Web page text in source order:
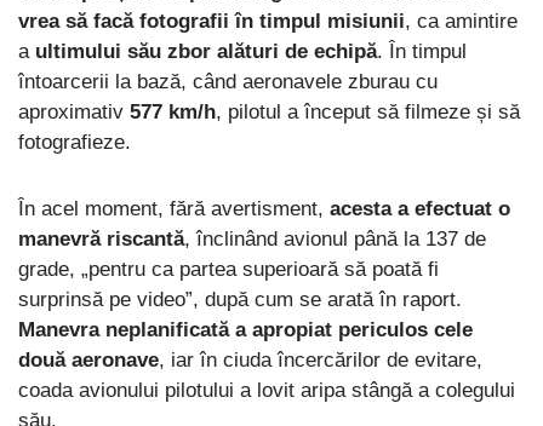
vrea să facă fotografii în timpul misiunii, ca amintire
a ultimului său zbor alături de echipă. În timpul
întoarcerii la bază, când aeronavele zburau cu
aproximativ 577 km/h, pilotul a început să filmeze și să
fotografieze.
În acel moment, fără avertisment, acesta a efectuat o
manevră riscantă, înclinând avionul până la 137 de
grade, „pentru ca partea superioară să poată fi
surprinsă pe video”, după cum se arată în raport.
Manevra neplanificată a apropiat periculos cele
două aeronave, iar în ciuda încercărilor de evitare,
coada avionului pilotului a lovit aripa stângă a colegului
său.